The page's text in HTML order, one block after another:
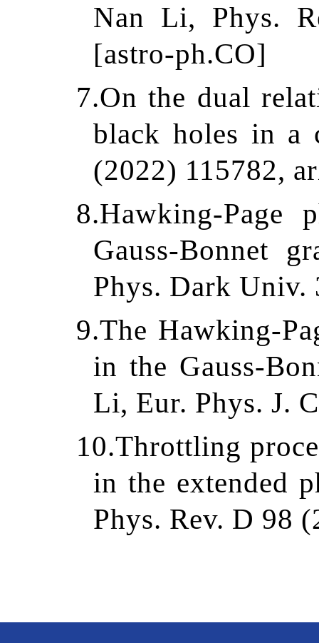
Nan Li, Phys.
[astro-ph.CO]
7.On the dual
black holes in a
(2022) 115782,
8.Hawking-Page
Gauss-Bonnet
Phys. Dark
9.The Hawking-
in the Gauss-
Li, Eur. Phys. J.
10.Throttling
in the extended
Phys. Rev. D 98